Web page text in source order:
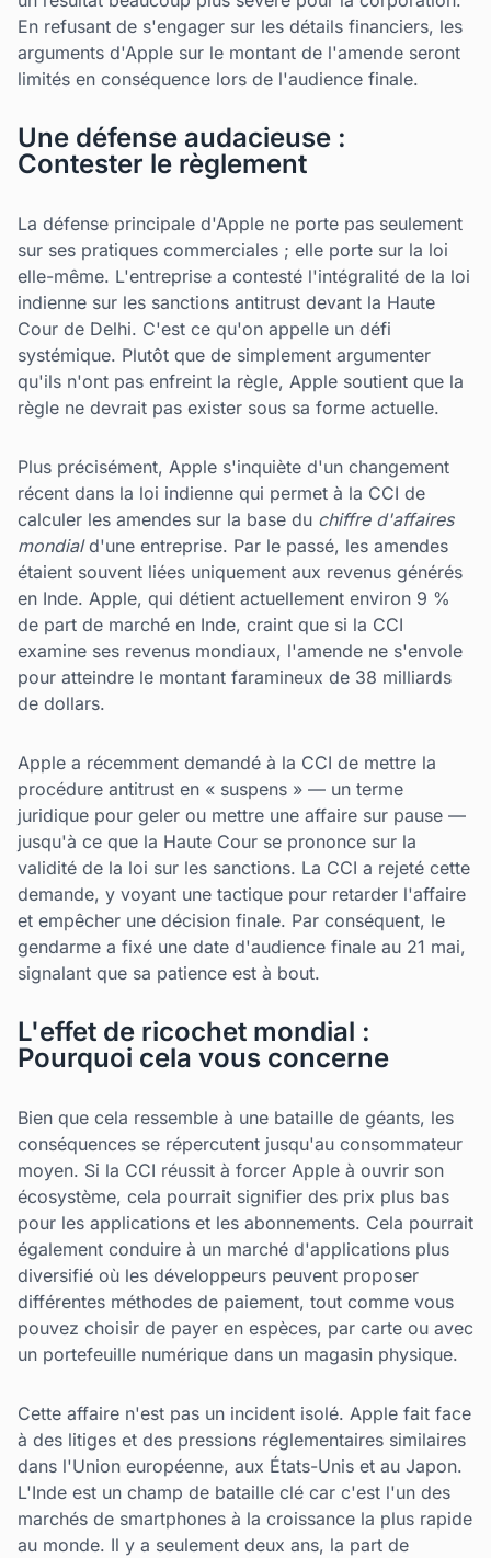
En refusant de s'engager sur les détails financiers, les
arguments d'Apple sur le montant de l'amende seront
limités en conséquence lors de l'audience finale.
Une défense audacieuse :
Contester le règlement
La défense principale d'Apple ne porte pas seulement
sur ses pratiques commerciales ; elle porte sur la loi
elle-même. L'entreprise a contesté l'intégralité de la loi
indienne sur les sanctions antitrust devant la Haute
Cour de Delhi. C'est ce qu'on appelle un défi
systémique. Plutôt que de simplement argumenter
qu'ils n'ont pas enfreint la règle, Apple soutient que la
règle ne devrait pas exister sous sa forme actuelle.
Plus précisément, Apple s'inquiète d'un changement
récent dans la loi indienne qui permet à la CCI de
calculer les amendes sur la base du chiffre d'affaires
mondiald'une entreprise. Par le passé, les amendes
étaient souvent liées uniquement aux revenus générés
en Inde. Apple, qui détient actuellement environ 9 %
de part de marché en Inde, craint que si la CCI
examine ses revenus mondiaux, l'amende ne s'envole
pour atteindre le montant faramineux de 38 milliards
de dollars.
Apple a récemment demandé à la CCI de mettre la
procédure antitrust en « suspens » — un terme
juridique pour geler ou mettre une affaire sur pause —
jusqu'à ce que la Haute Cour se prononce sur la
validité de la loi sur les sanctions. La CCI a rejeté cette
demande, y voyant une tactique pour retarder l'affaire
et empêcher une décision finale. Par conséquent, le
gendarme a fixé une date d'audience finale au 21 mai,
signalant que sa patience est à bout.
L'effet de ricochet mondial :
Pourquoi cela vous concerne
Bien que cela ressemble à une bataille de géants, les
conséquences se répercutent jusqu'au consommateur
moyen. Si la CCI réussit à forcer Apple à ouvrir son
écosystème, cela pourrait signifier des prix plus bas
pour les applications et les abonnements. Cela pourrait
également conduire à un marché d'applications plus
diversifié où les développeurs peuvent proposer
différentes méthodes de paiement, tout comme vous
pouvez choisir de payer en espèces, par carte ou avec
un portefeuille numérique dans un magasin physique.
Cette affaire n'est pas un incident isolé. Apple fait face
à des litiges et des pressions réglementaires similaires
dans l'Union européenne, aux États-Unis et au Japon.
L'Inde est un champ de bataille clé car c'est l'un des
marchés de smartphones à la croissance la plus rapide
au monde. Il y a seulement deux ans, la part de